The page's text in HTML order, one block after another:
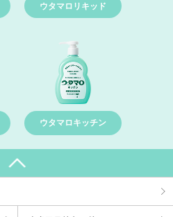
ウタマロリキッド
ウタマロキッチン